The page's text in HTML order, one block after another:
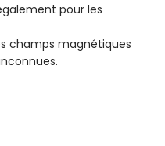
pour les
champs magnétiques